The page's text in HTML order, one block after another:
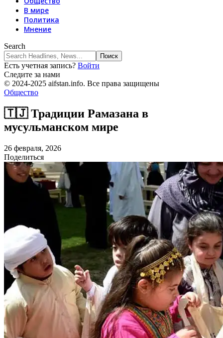
В мире
Политика
Мнение
Search
Есть учетная запись? Войти
Следите за нами
© 2024-2025 aifstan.info. Все права защищены
Общество
🇹🇯 Традиции Рамазана в
мусульманском мире
26 февраля, 2026
Поделиться